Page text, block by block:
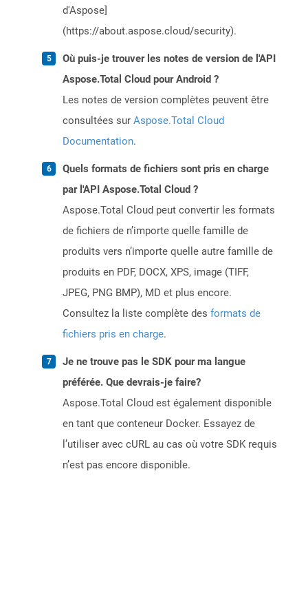
d'Aspose]
(https://about.aspose.cloud/security).
Où puis-je trouver les notes de version de l'API
Aspose.Total Cloud pour Android ?
Les notes de version complètes peuvent être
consultées sur Aspose.Total Cloud
Documentation.
Quels formats de fichiers sont pris en charge
par l'API Aspose.Total Cloud ?
Aspose.Total Cloud peut convertir les formats
de fichiers de n’importe quelle famille de
produits vers n’importe quelle autre famille de
produits en PDF, DOCX, XPS, image (TIFF,
JPEG, PNG BMP), MD et plus encore.
Consultez la liste complète des formats de
fichiers pris en charge.
Je ne trouve pas le SDK pour ma langue
préférée. Que devrais-je faire?
Aspose.Total Cloud est également disponible
en tant que conteneur Docker. Essayez de
l’utiliser avec cURL au cas où votre SDK requis
n’est pas encore disponible.